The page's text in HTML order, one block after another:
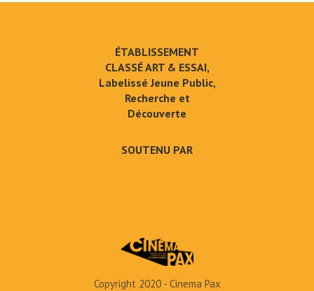
ÉTABLISSEMENT
CLASSÉ ART & ESSAI,
Labelissé Jeune Public,
Recherche et
Découverte
SOUTENU PAR
Copyright 2020 - Cinema Pax